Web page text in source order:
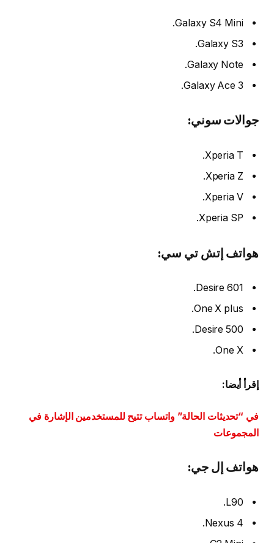
Galaxy S4 Mini.
Galaxy S3.
Galaxy Note.
Galaxy Ace 3.
جوالات سوني:
Xperia T.
Xperia Z.
Xperia V.
Xperia SP.
هواتف إتش تي سي:
Desire 601.
One X plus.
Desire 500.
One X.
إقرأ أيضا:
في “تحديثات الحالة” واتساب تتيح للمستخدمين الإشارة في
المجموعات
هواتف إل جي:
L90.
Nexus 4.